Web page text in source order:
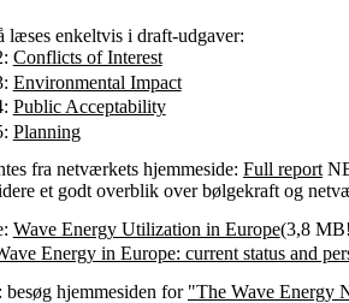
læses enkeltvis i draft-udgaver:
Conflicts of Interest
Environmental Impact
Public Acceptability
Planning
fra netværkets hjemmeside: Full report
et godt overblik over bølgekraft og
Wave Energy Utilization in Europe(3,8
Energy in Europe: current status and
hjemmesiden for "The Wave Energy